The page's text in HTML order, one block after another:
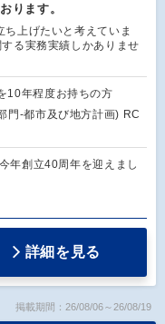
ります。
上げたいと考えていま
る実務実績しかありませ
10年程度お持ちの方
門-都市及び地方計画) RC
年創立40周年を迎えまし
詳細を見る
掲載期間：26/08/06～26/08/19